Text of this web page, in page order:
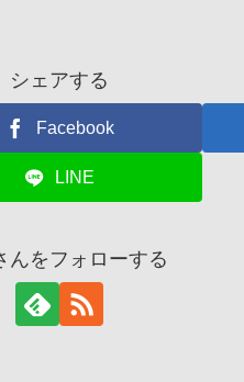
シェアする
Facebook
LINE
んをフォローする